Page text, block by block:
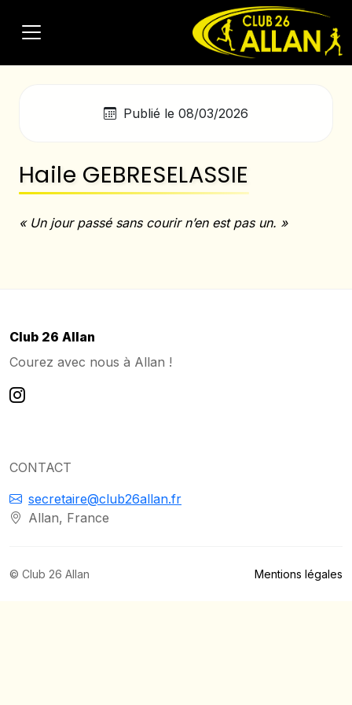
Publié le 08/03/2026
Haile GEBRESELASSIE
« Un jour passé sans courir n’en est pas un. »
Club 26 Allan
Courez avec nous à Allan !
CONTACT
secretaire@club26allan.fr
Allan, France
© Club 26 Allan Mentions légales